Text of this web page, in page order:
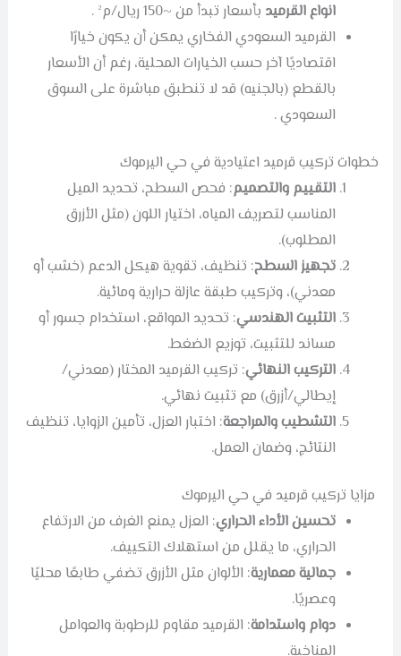
انواع القرميد بأسعار تبدأ من ~150 ريال/م² .
القرميد السعودي الفخاري يمكن أن يكون خيارًا
اقتصاديًا آخر حسب الخيارات المحلية، رغم أن الأسعار
بالقطع (بالجنيه) قد لا تنطبق مباشرة على السوق
السعودي .
خطوات تركيب قرميد اعتيادية في حي اليرموك
التقييم والتصميم: فحص السطح، تحديد الميل
المناسب لتصريف المياه، اختيار اللون (مثل الأزرق
المطلوب).
تجهيز السطح: تنظيف، تقوية هيكل الدعم (خشب أو
معدني)، وتركيب طبقة عازلة حرارية ومائية.
التثبيت الهندسي: تحديد المواقع، استخدام جسور أو
مساند للتثبيت، توزيع الضغط.
التركيب النهائي: تركيب القرميد المختار (معدني/
إيطالي/أزرق) مع تثبيت نهائي.
التشطيب والمراجعة: اختبار العزل، تأمين الزوايا، تنظيف
النتائج، وضمان العمل.
مزايا تركيب قرميد في حي اليرموك
تحسين الأداء الحراري: العزل يمنع الغرف من الارتفاع
الحراري، ما يقلل من استهلاك التكييف.
جمالية معمارية: الألوان مثل الأزرق تضفي طابعًا محليًا
وعصريًا.
دوام واستدامة: القرميد مقاوم للرطوبة والعوامل